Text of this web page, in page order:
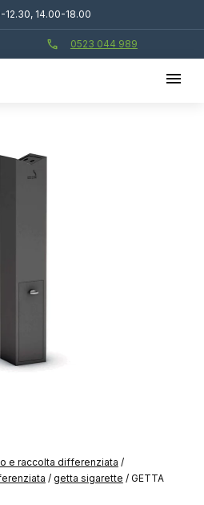
14.00-18.00
call 0523 044 989
e raccolta differenziata /
/ getta sigarette / GETTA